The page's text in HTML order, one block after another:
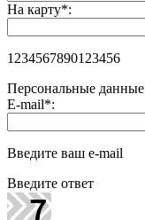
На карту*:
1234567890123456
Персональные данные
E-mail*:
Введите ваш e-mail
Введите ответ